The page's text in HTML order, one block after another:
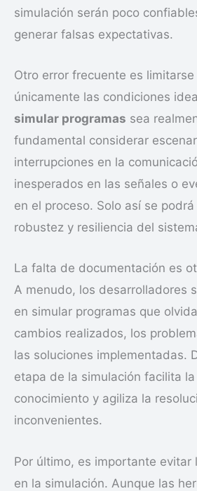
simulación serán poco
generar falsas expectativas.
Otro error frecuente es
únicamente las condiciones
simular programas sea
fundamental considerar
interrupciones en la
inesperados en las señales o
en el proceso. Solo así se
robustez y resiliencia del
La falta de documentación es
A menudo, los desarrolladores
en simular programas que
cambios realizados, los
las soluciones implementadas.
etapa de la simulación facilita
conocimiento y agiliza la
inconvenientes.
Por último, es importante evitar
en la simulación. Aunque las